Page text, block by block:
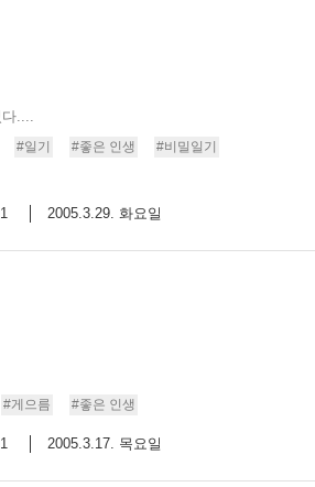
....
#일기 #좋은 인생
#비밀일기
1 2005.3.29. 화요일
#게으름 #좋은 인생
1 2005.3.17. 목요일